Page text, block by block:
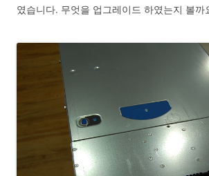
였습니다. 무엇을 업그레이드 하였는지 볼까